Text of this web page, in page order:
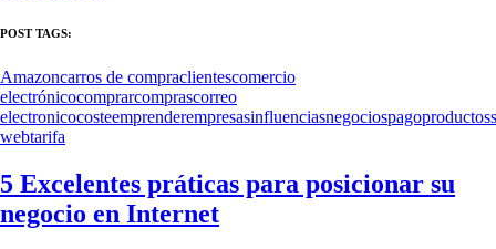
POST TAGS:
Amazoncarros de compraclientescomercio
electrónicocomprarcomprascorreo
electronicocosteemprenderempresasinfluenciasnegociospagoproductos
webtarifa
5 Excelentes práticas para posicionar su
negocio en Internet